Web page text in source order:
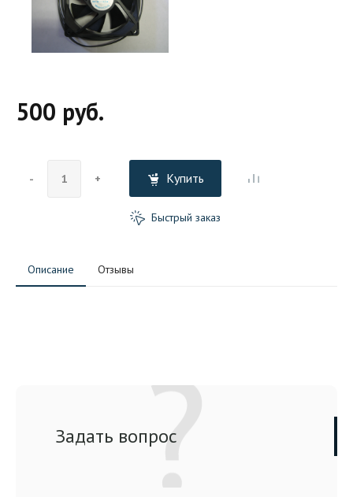
500 руб.
- + Купить
Быстрый заказ
Описание Отзывы
Задать вопрос